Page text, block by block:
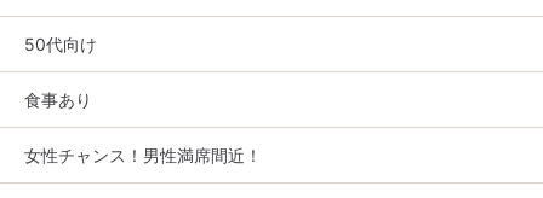
50代向け
食事あり
女性チャンス！男性満席間近！